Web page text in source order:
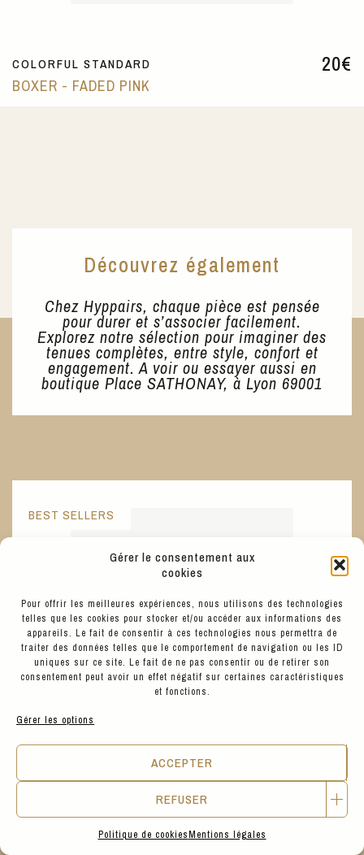
Gérer le consentement aux
cookies
Pour offrir les meilleures expériences, nous utilisons des technologies
telles que les cookies pour stocker et/ou accéder aux informations des
appareils. Le fait de consentir à ces technologies nous permettra de
traiter des données telles que le comportement de navigation ou les ID
uniques sur ce site. Le fait de ne pas consentir ou de retirer son
consentement peut avoir un effet négatif sur certaines caractéristiques
et fonctions.
Gérer les options
ACCEPTER
REFUSER
Politique de cookiesMentions légales
20€
COLORFUL STANDARD
BOXER - FADED PINK
Découvrez également
Chez Hyppairs, chaque pièce est pensée
pour durer et s’associer facilement.
Explorez notre sélection pour imaginer des
tenues complètes, entre style, confort et
engagement. A voir ou essayer aussi en
boutique Place SATHONAY, à Lyon 69001
COLORFUL STANDARD
BEST SELLERS